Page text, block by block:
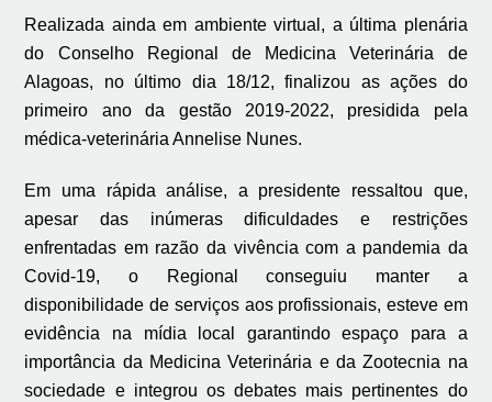
Realizada ainda em ambiente virtual, a última plenária
do Conselho Regional de Medicina Veterinária de
Alagoas, no último dia 18/12, finalizou as ações do
primeiro ano da gestão 2019-2022, presidida pela
médica-veterinária Annelise Nunes.
Em uma rápida análise, a presidente ressaltou que,
apesar das inúmeras dificuldades e restrições
enfrentadas em razão da vivência com a pandemia da
Covid-19, o Regional conseguiu manter a
disponibilidade de serviços aos profissionais, esteve em
evidência na mídia local garantindo espaço para a
importância da Medicina Veterinária e da Zootecnia na
sociedade e integrou os debates mais pertinentes do